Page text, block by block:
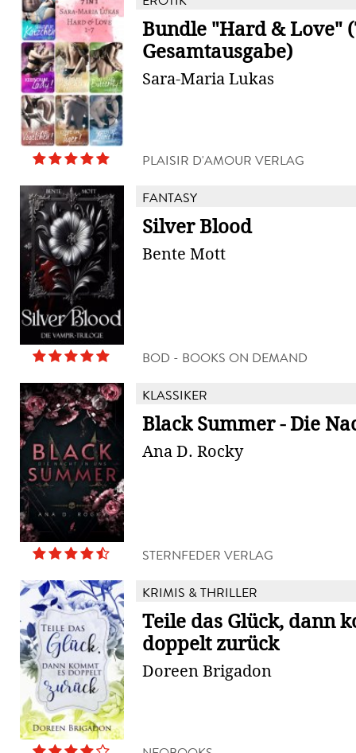
Bundle "Hard & Love"
Gesamtausgabe)
Sara-Maria Lukas
PLAISIR D'AMOUR VERLAG
FANTASY
Silver Blood
Bente Mott
BOD - BOOKS ON DEMAND
KLASSIKER
Black Summer - Die
Ana D. Rocky
STERNFEDER VERLAG
KRIMIS & THRILLER
Teile das Glück, dann
doppelt zurück
Doreen Brigadon